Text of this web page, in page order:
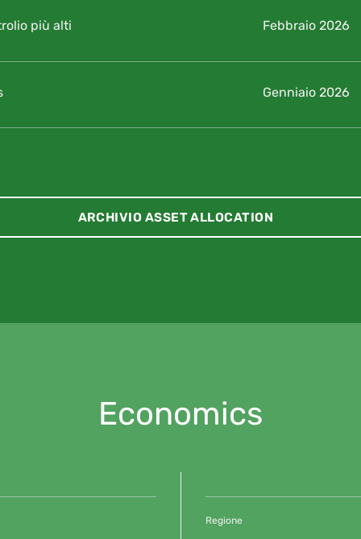
più alti Febbraio 2026
Genniaio 2026
ARCHIVIO ASSET ALLOCATION
Economics
Regione